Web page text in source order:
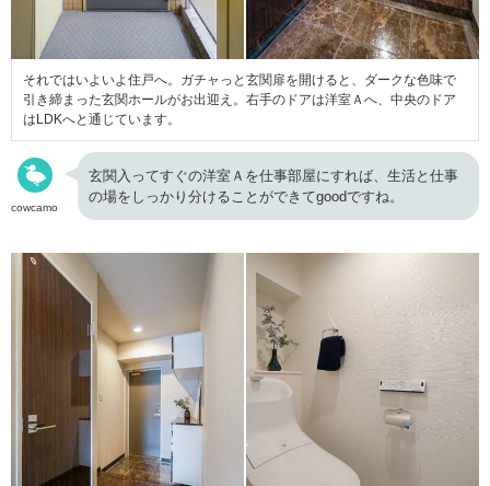
それではいよいよ住戸へ。ガチャっと玄関扉を開けると、ダークな色味で
引き締まった玄関ホールがお出迎え。右手のドアは洋室Ａへ、中央のドア
はLDKへと通じています。
cowcamo
玄関入ってすぐの洋室Ａを仕事部屋にすれば、生活と仕事
の場をしっかり分けることができてgoodですね。